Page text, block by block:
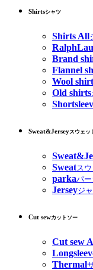
Shirtsシャツ
Shirts All
Brand
Flannel
Wool
Old shirts
Sweat&Jerseyスウェッ
Sweatス
parkaパー
Jerseyジ
Cut sewカットソー
Cut sew
Thermal